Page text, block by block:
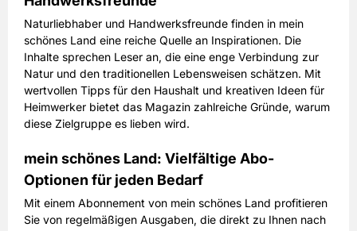
Naturliebhaber und Handwerksfreunde finden in mein
schönes Land eine reiche Quelle an Inspirationen. Die
Inhalte sprechen Leser an, die eine enge Verbindung zur
Natur und den traditionellen Lebensweisen schätzen. Mit
wertvollen Tipps für den Haushalt und kreativen Ideen für
Heimwerker bietet das Magazin zahlreiche Gründe, warum
diese Zielgruppe es lieben wird.
mein schönes Land: Vielfältige Abo-
Optionen für jeden Bedarf
Mit einem Abonnement von mein schönes Land profitieren
Sie von regelmäßigen Ausgaben, die direkt zu Ihnen nach